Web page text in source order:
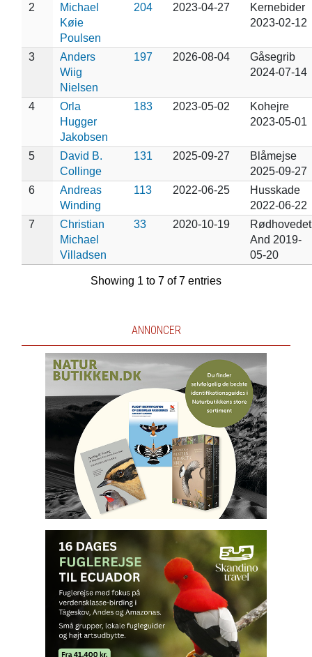
2
Michael
Køie
Poulsen
204 2023-04-27
Kernebider
2023-02-12
3
Anders
Wiig
Nielsen
197 2026-08-04
Gåsegrib
2024-07-14
4
Orla
Hugger
Jakobsen
183 2023-05-02
Kohejre
2023-05-01
5
David B.
Collinge
131 2025-09-27
Blåmejse
2025-09-27
6
Andreas
Winding
113 2022-06-25
Husskade
2022-06-22
7
Christian
Michael
Villadsen
33 2020-10-19
Rødhovedet
And 2019-
05-20
Showing 1 to 7 of 7 entries
ANNONCER